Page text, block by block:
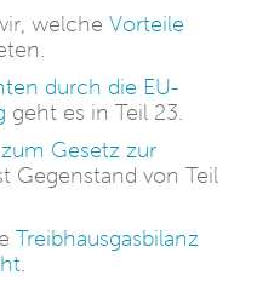
welche Vorteile
durch die EU-
geht es in Teil 23.
Gesetz zur
Gegenstand von Teil
Treibhausgasbilanz
.